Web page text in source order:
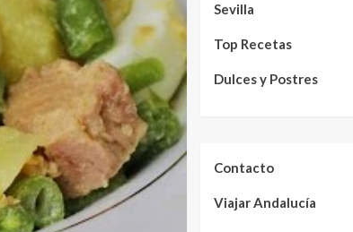
Sevilla
Top Recetas
Dulces y Postres
Contacto
Viajar Andalucía